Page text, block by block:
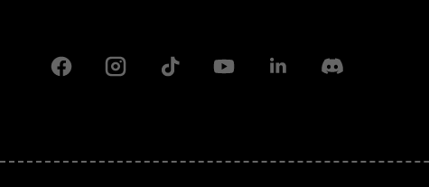
FacebookInstagramTiktok YoutubeLinkedinDiscord